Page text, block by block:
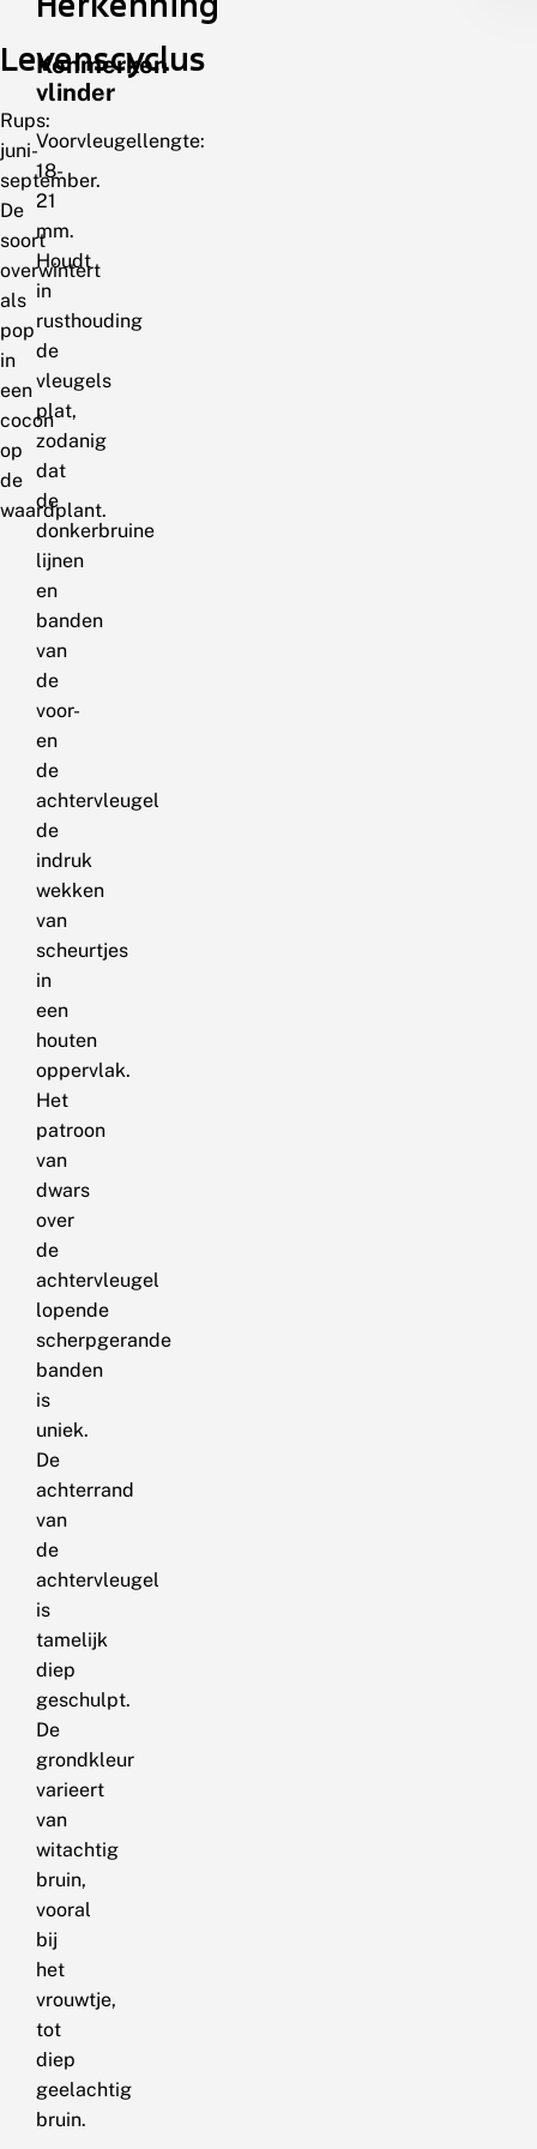
Levenscyclus
Rups:
juni-
september.
De
soort
overwintert
als
pop
in
een
cocon
op
de
waardplant.
Kenmerken
vlinder
Voorvleugellengte:
18-
21
mm.
Houdt
in
rusthouding
de
vleugels
plat,
zodanig
dat
de
donkerbruine
lijnen
en
banden
van
de
voor-
en
de
achtervleugel
de
indruk
wekken
van
scheurtjes
in
een
houten
oppervlak.
Het
patroon
van
dwars
over
de
achtervleugel
lopende
scherpgerande
banden
is
uniek.
De
achterrand
van
de
achtervleugel
is
tamelijk
diep
geschulpt.
De
grondkleur
varieert
van
witachtig
bruin,
vooral
bij
het
vrouwtje,
tot
diep
geelachtig
bruin.